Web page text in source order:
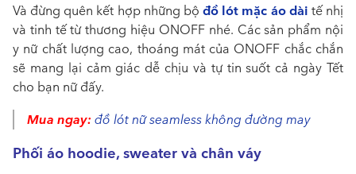
Và đừng quên kết hợp những bộđồ lót mặc áo dài tế nhị
và tinh tế từ thương hiệu ONOFF nhé. Các sản phẩm nội
y nữ chất lượng cao, thoáng mát của ONOFF chắc chắn
sẽ mang lại cảm giác dễ chịu và tự tin suốt cả ngày Tết
cho bạn nữ đấy.
Mua ngay: đồ lót nữ seamless không đường may
Phối áo hoodie, sweater và chân váy